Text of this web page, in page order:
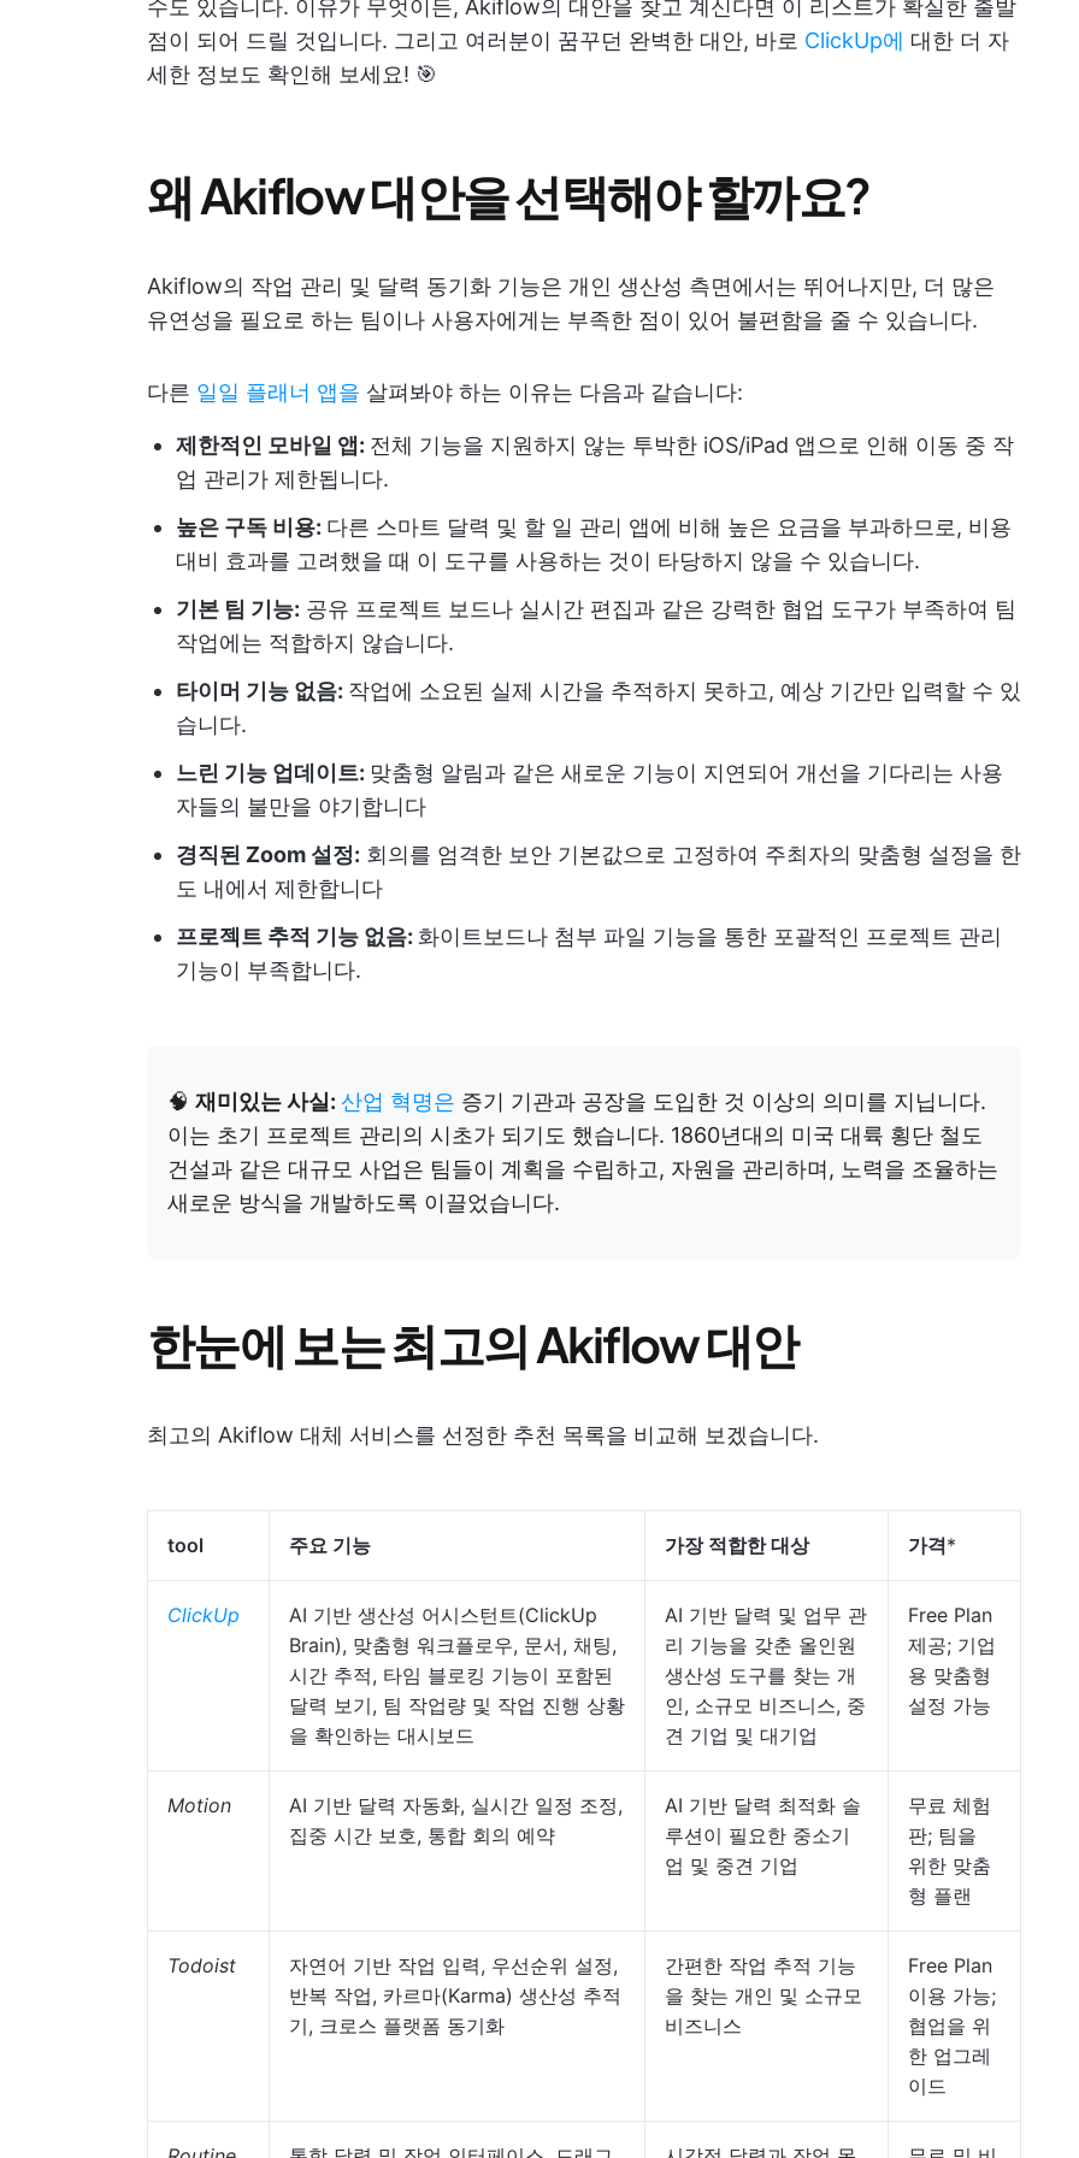
수도 있습니다. 이유가 무엇이든, Akiflow의 대안을 찾고 계신다면 이 리스트가 확실한 출발
점이 되어 드릴 것입니다. 그리고 여러분이 꿈꾸던 완벽한 대안, 바로 ClickUp에 대한 더 자
세한 정보도 확인해 보세요! 🎯
왜 Akiflow 대안을 선택해야 할까요?
Akiflow의 작업 관리 및 달력 동기화 기능은 개인 생산성 측면에서는 뛰어나지만, 더 많은
유연성을 필요로 하는 팀이나 사용자에게는 부족한 점이 있어 불편함을 줄 수 있습니다.
다른 일일 플래너 앱을 살펴봐야 하는 이유는 다음과 같습니다:
제한적인 모바일 앱: 전체 기능을 지원하지 않는 투박한 iOS/iPad 앱으로 인해 이동 중 작
업 관리가 제한됩니다.
높은 구독 비용: 다른 스마트 달력 및 할 일 관리 앱에 비해 높은 요금을 부과하므로, 비용
대비 효과를 고려했을 때 이 도구를 사용하는 것이 타당하지 않을 수 있습니다.
기본 팀 기능: 공유 프로젝트 보드나 실시간 편집과 같은 강력한 협업 도구가 부족하여 팀
작업에는 적합하지 않습니다.
타이머 기능 없음: 작업에 소요된 실제 시간을 추적하지 못하고, 예상 기간만 입력할 수 있
습니다.
느린 기능 업데이트: 맞춤형 알림과 같은 새로운 기능이 지연되어 개선을 기다리는 사용
자들의 불만을 야기합니다
경직된 Zoom 설정: 회의를 엄격한 보안 기본값으로 고정하여 주최자의 맞춤형 설정을 한
도 내에서 제한합니다
프로젝트 추적 기능 없음: 화이트보드나 첨부 파일 기능을 통한 포괄적인 프로젝트 관리
기능이 부족합니다.
🧠 재미있는 사실: 산업 혁명은 증기 기관과 공장을 도입한 것 이상의 의미를 지닙니다.
이는 초기 프로젝트 관리의 시초가 되기도 했습니다. 1860년대의 미국 대륙 횡단 철도
건설과 같은 대규모 사업은 팀들이 계획을 수립하고, 자원을 관리하며, 노력을 조율하는
새로운 방식을 개발하도록 이끌었습니다.
한눈에 보는 최고의 Akiflow 대안
최고의 Akiflow 대체 서비스를 선정한 추천 목록을 비교해 보겠습니다.
tool 주요 기능 가장 적합한 대상 가격*
ClickUp
AI 기반 생산성 어시스턴트(ClickUp
Brain), 맞춤형 워크플로우, 문서, 채팅,
시간 추적, 타임 블로킹 기능이 포함된
달력 보기, 팀 작업량 및 작업 진행 상황
을 확인하는 대시보드
AI 기반 달력 및 업무 관
리 기능을 갖춘 올인원
생산성 도구를 찾는 개
인, 소규모 비즈니스, 중
견 기업 및 대기업
Free Plan
제공; 기업
용 맞춤형
설정 가능
Motion
AI 기반 달력 자동화, 실시간 일정 조정,
집중 시간 보호, 통합 회의 예약
AI 기반 달력 최적화 솔
루션이 필요한 중소기
업 및 중견 기업
무료 체험
판; 팀을
위한 맞춤
형 플랜
Todoist
자연어 기반 작업 입력, 우선순위 설정,
반복 작업, 카르마(Karma) 생산성 추적
기, 크로스 플랫폼 동기화
간편한 작업 추적 기능
을 찾는 개인 및 소규모
비즈니스
Free Plan
이용 가능;
협업을 위
한 업그레
이드